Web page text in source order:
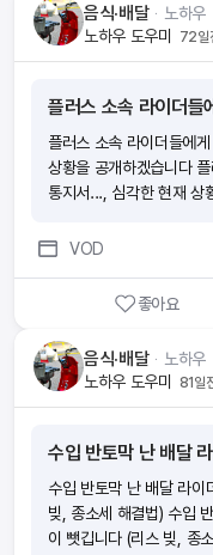
음식·배달ᆞ 노하우
노하우 도우미
72일
플러스 소속 라이더들에
상황을 공개하겠습니다
통지서..., 심각한 현재 상
플러스 소속 라이더들에
VOD
좋아요
음식·배달ᆞ 노하우
노하우 도우미 81일
수입 반토막 난 배달 라이
빚, 종소세 해결법) 수입
이 뺏깁니다 (리스 빚, 종